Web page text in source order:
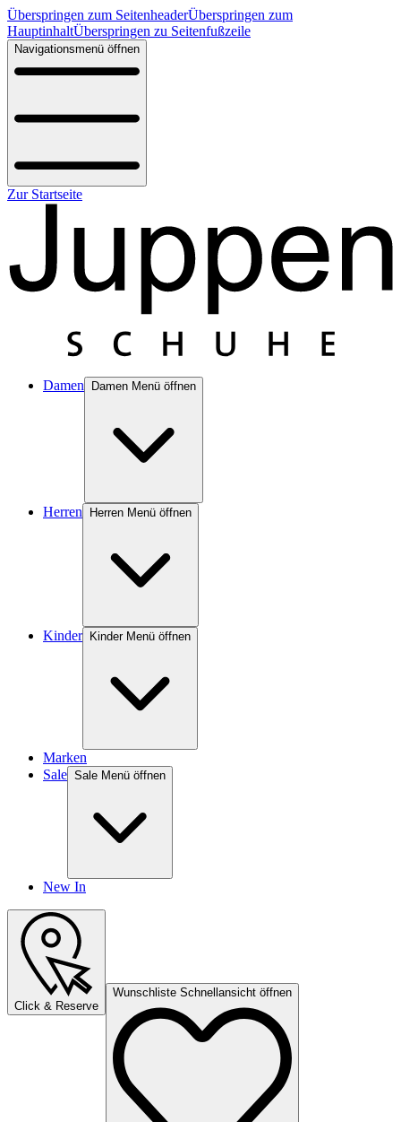
Überspringen zum SeitenheaderÜberspringen zum
HauptinhaltÜberspringen zu Seitenfußzeile
Navigationsmenü öffnen
Zur Startseite
Damen Damen Menü öffnen
Herren Herren Menü öffnen
Kinder Kinder Menü öffnen
Marken
Sale Sale Menü öffnen
New In
Click & Reserve
Wunschliste Schnellansicht öffnen